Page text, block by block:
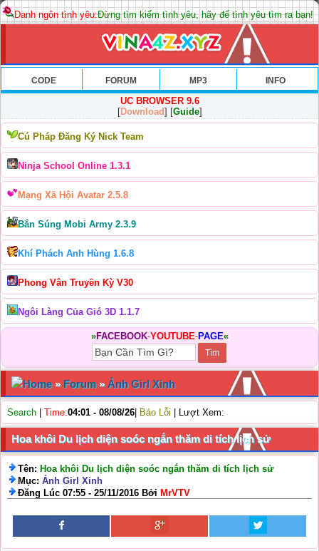
Danh ngôn tình yêu:Đừng tìm kiếm tình yêu, hãy để tình yêu tìm ra bạn!
CODE FORUM MP3 INFO
UC BROWSER 9.6
[Download] [Guide]
Cú Pháp Đăng Ký Nick Team
Ninja School Online 1.3.1
Mạng Xã Hội Avatar 2.5.8
Bắn Súng Mobi Army 2.3.9
Khí Phách Anh Hùng 1.6.8
Phong Vân Truyền Kỳ V30
Ngôi Làng Của Gió 3D 1.1.7
»FACEBOOK-YOUTUBE-PAGE«
Home» Forum»Ảnh Girl Xinh
Search Time:04:01 - 08/08/26 Báo Lỗi | Lượt Xem:
Hoa khôi Du lịch diện soóc ngắn thăm di tích lịch sử
Tên: Hoa khôi Du lịch diện soóc ngắn thăm di tích lịch sử
Mục: Ảnh Girl Xinh
Đăng Lúc 07:55 - 25/11/2016 Bởi MrVTV